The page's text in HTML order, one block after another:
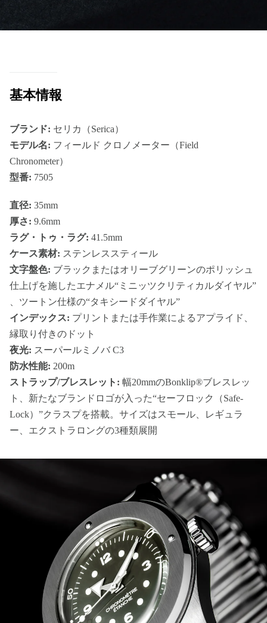
基本情報
ブランド: セリカ（Serica）
モデル名: フィールド クロノメーター（Field
Chronometer）
型番: 7505
直径: 35mm
厚さ: 9.6mm
ラグ・トゥ・ラグ: 41.5mm
ケース素材: ステンレススティール
文字盤色: ブラックまたはオリーブグリーンのポリッシュ
仕上げを施したエナメル“ミニッツクリティカルダイヤル”
、ツートン仕様の“タキシードダイヤル”
インデックス: プリントまたは手作業によるアプライド、
縁取り付きのドット
夜光: スーパールミノバ C3
防水性能: 200m
ストラップ/ブレスレット: 幅20mmのBonklip®ブレスレッ
ト、新たなブランドロゴが入った“セーフロック（Safe-
Lock）”クラスプを搭載。サイズはスモール、レギュラ
ー、エクストラロングの3種類展開